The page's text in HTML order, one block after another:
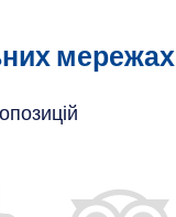
мережах